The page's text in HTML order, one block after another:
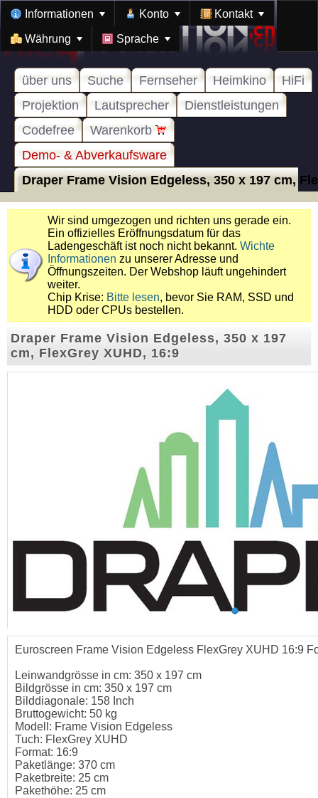
Informationen Konto Kontakt
Währung Sprache
über uns Suche Fernseher Heimkino
HiFi
Projektion
Lautsprecher
Dienstleistungen
Codefree
Warenkorb
Demo- & Abverkaufsware
Draper Frame Vision Edgeless, 350 x 197 cm,
Wir sind umgezogen und richten uns gerade ein.
Ein offizielles Eröffnungsdatum für das
Ladengeschäft ist noch nicht bekannt. Wichte
Informationen zu unserer Adresse und
Öffnungszeiten. Der Webshop läuft ungehindert
weiter.
Chip Krise: Bitte lesen, bevor Sie RAM, SSD und
HDD oder CPUs bestellen.
Draper Frame Vision Edgeless, 350 x 197
cm, FlexGrey XUHD, 16:9
Euroscreen Frame Vision Edgeless FlexGrey XUHD 16:9
Leinwandgrösse in cm: 350 x 197 cm
Bildgrösse in cm: 350 x 197 cm
Bilddiagonale: 158 Inch
Bruttogewicht: 50 kg
Modell: Frame Vision Edgeless
Tuch: FlexGrey XUHD
Format: 16:9
Paketlänge: 370 cm
Paketbreite: 25 cm
Pakethöhe: 25 cm